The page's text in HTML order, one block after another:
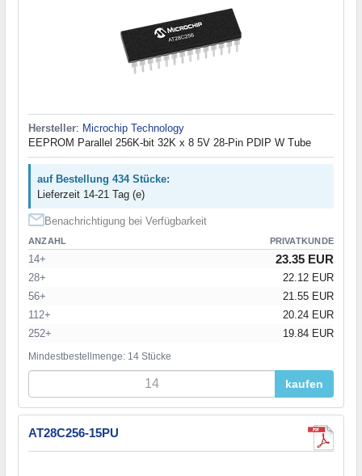
Hersteller: Microchip Technology
EEPROM Parallel 256K-bit 32K x 8 5V 28-Pin PDIP W Tube
auf Bestellung 434 Stücke:
Lieferzeit 14-21 Tag (e)
Benachrichtigung bei Verfügbarkeit
ANZAHL PRIVATKUNDE
14+ 23.35 EUR
28+
22.12 EUR
56+
21.55 EUR
112+
20.24 EUR
252+
19.84 EUR
Mindestbestellmenge: 14 Stücke
kaufen
AT28C256-15PU